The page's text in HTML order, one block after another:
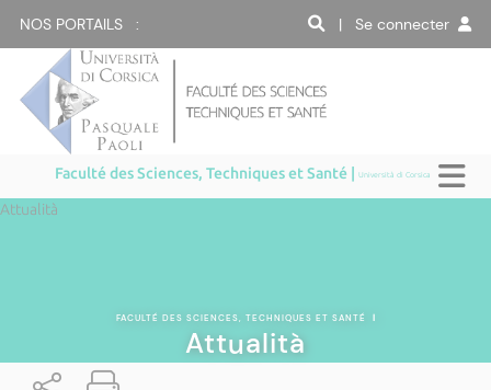
NOS PORTAILS : | Se connecter
Faculté des Sciences, Techniques et Santé |Università di Corsica
Attualità
FACULTÉ DES SCIENCES, TECHNIQUES ET SANTÉ |
Attualità